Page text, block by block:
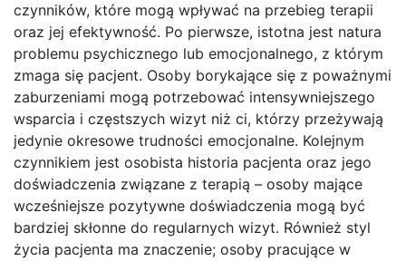
czynników, które mogą wpływać na przebieg terapii
oraz jej efektywność. Po pierwsze, istotna jest natura
problemu psychicznego lub emocjonalnego, z którym
zmaga się pacjent. Osoby borykające się z poważnymi
zaburzeniami mogą potrzebować intensywniejszego
wsparcia i częstszych wizyt niż ci, którzy przeżywają
jedynie okresowe trudności emocjonalne. Kolejnym
czynnikiem jest osobista historia pacjenta oraz jego
doświadczenia związane z terapią – osoby mające
wcześniejsze pozytywne doświadczenia mogą być
bardziej skłonne do regularnych wizyt. Również styl
życia pacjenta ma znaczenie; osoby pracujące w